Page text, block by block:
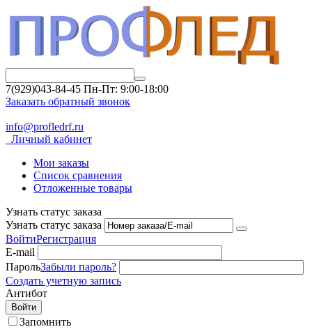
7(929)043-84-45 Пн-Пт: 9:00-18:00
Заказать обратный звонок
info@profledrf.ru
Личный кабинет
Мои заказы
Список сравнения
Отложенные товары
Узнать статус заказа
Узнать статус заказа
ВойтиРегистрация
E-mail
ПарольЗабыли пароль?
Создать учетную запись
Антибот
Войти
Запомнить